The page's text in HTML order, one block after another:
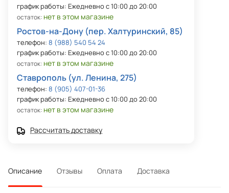
график работы: Ежедневно с 10:00 до 20:00
остаток: нет в этом магазине
Ростов-на-Дону (пер. Халтуринский, 85)
телефон: 8 (988) 540 54 24
график работы: Ежедневно с 10:00 до 20:00
остаток: нет в этом магазине
Ставрополь (ул. Ленина, 275)
телефон: 8 (905) 407-01-36
график работы: Ежедневно с 10:00 до 20:00
остаток: нет в этом магазине
Рассчитать доставку
Описание Отзывы Оплата Доставка